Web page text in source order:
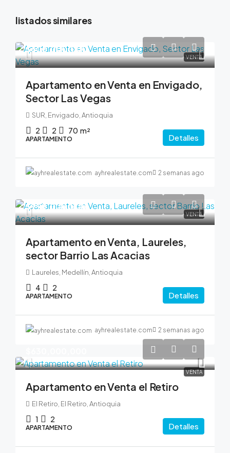
listados similares
VENTA
$600,000,000
Apartamento en Venta en Envigado,
Sector Las Vegas
SUR, Envigado, Antioquia
2 2 70 m²
APARTAMENTO Detalles
ayhrealestate.com 2 semanas ago
VENTA
$990,000,000
Apartamento en Venta, Laureles,
sector Barrio Las Acacias
Laureles, Medellín, Antioquia
4 2
APARTAMENTO Detalles
ayhrealestate.com 2 semanas ago
VENTA
Apartamento en Venta el Retiro
El Retiro, El Retiro, Antioquia
1 2
APARTAMENTO Detalles